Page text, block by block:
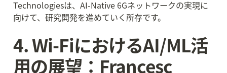
Technologiesは、AI-Native 6Gネットワークの実現に
向けて、研究開発を進めていく所存です。
4. Wi-FiにおけるAI/ML活
用の展望：Francesc